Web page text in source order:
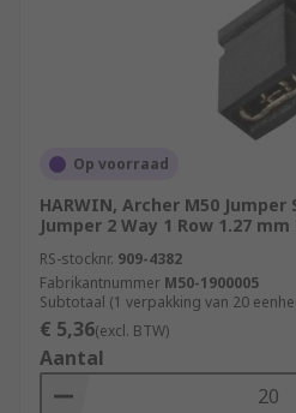
Op voorraad
HARWIN, Archer M50
Jumper 2 Way 1 Row 1.27
RS-stocknr. 909-4382
Fabrikantnummer M50-1900005
Subtotaal (1 verpakking van 20
€ 5,36(excl. BTW)
Aantal